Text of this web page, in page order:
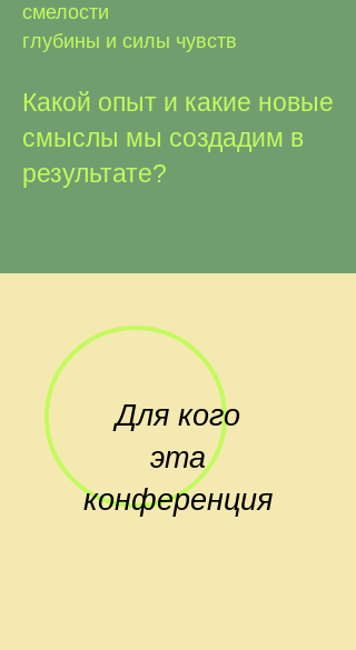
смелости
глубины и силы чувств
Какой опыт и какие новые
смыслы мы создадим в
результате?
Для кого
эта
конференция